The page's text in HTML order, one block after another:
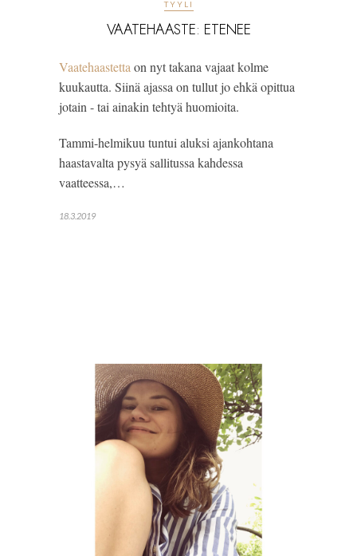
TYYLI
VAATEHAASTE: ETENEE
Vaatehaastetta on nyt takana vajaat kolme
kuukautta. Siinä ajassa on tullut jo ehkä opittua
jotain - tai ainakin tehtyä huomioita.
Tammi-helmikuu tuntui aluksi ajankohtana
haastavalta pysyä sallitussa kahdessa
vaatteessa,…
18.3.2019